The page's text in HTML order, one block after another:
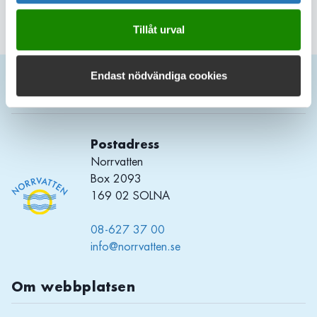
Tillåt urval
Endast nödvändiga cookies
Kontakt
Postadress
Norrvatten
Box 2093
169 02 SOLNA
08-627 37 00
info@norrvatten.se
Om webbplatsen